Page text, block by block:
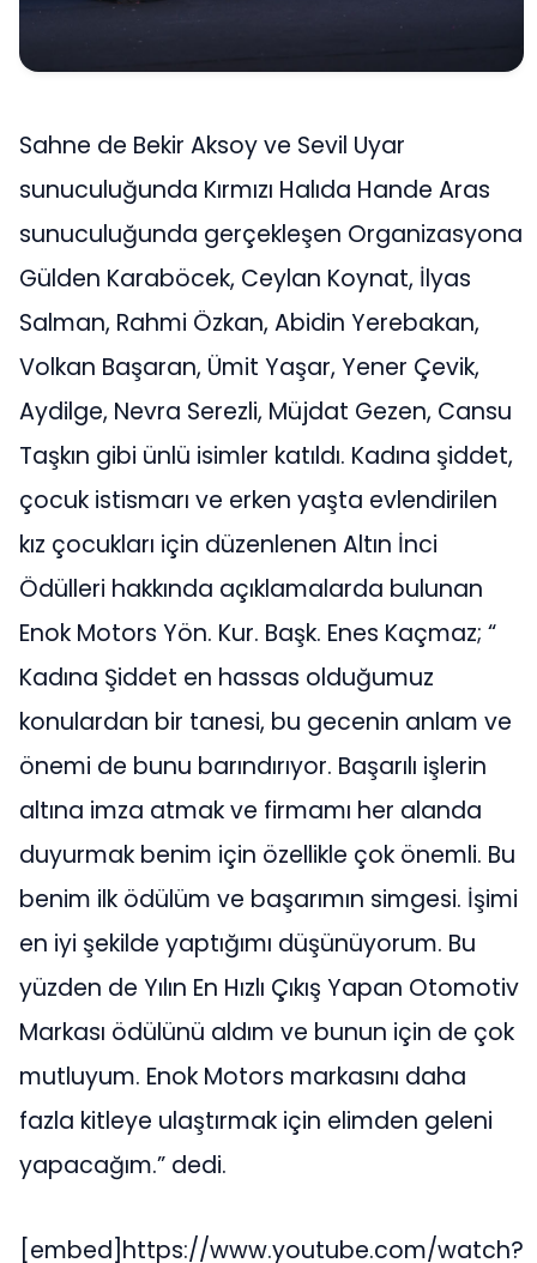
Sahne de Bekir Aksoy ve Sevil Uyar
sunuculuğunda Kırmızı Halıda Hande Aras
sunuculuğunda gerçekleşen Organizasyona
Gülden Karaböcek, Ceylan Koynat, İlyas
Salman, Rahmi Özkan, Abidin Yerebakan,
Volkan Başaran, Ümit Yaşar, Yener Çevik,
Aydilge, Nevra Serezli, Müjdat Gezen, Cansu
Taşkın gibi ünlü isimler katıldı. Kadına şiddet,
çocuk istismarı ve erken yaşta evlendirilen
kız çocukları için düzenlenen Altın İnci
Ödülleri hakkında açıklamalarda bulunan
Enok Motors Yön. Kur. Başk. Enes Kaçmaz; “
Kadına Şiddet en hassas olduğumuz
konulardan bir tanesi, bu gecenin anlam ve
önemi de bunu barındırıyor. Başarılı işlerin
altına imza atmak ve firmamı her alanda
duyurmak benim için özellikle çok önemli. Bu
benim ilk ödülüm ve başarımın simgesi. İşimi
en iyi şekilde yaptığımı düşünüyorum. Bu
yüzden de Yılın En Hızlı Çıkış Yapan Otomotiv
Markası ödülünü aldım ve bunun için de çok
mutluyum. Enok Motors markasını daha
fazla kitleye ulaştırmak için elimden geleni
yapacağım.” dedi.
[embed]https://www.youtube.com/watch?